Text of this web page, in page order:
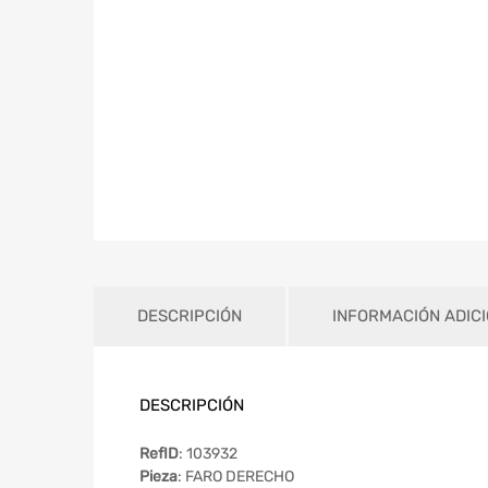
DESCRIPCIÓN INFORMACIÓN
DESCRIPCIÓN
RefID: 103932
Pieza: FARO DERECHO